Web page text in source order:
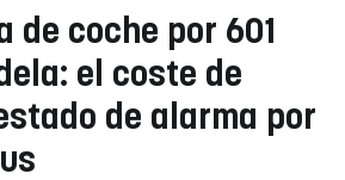
de coche por 601
el coste de
de alarma por